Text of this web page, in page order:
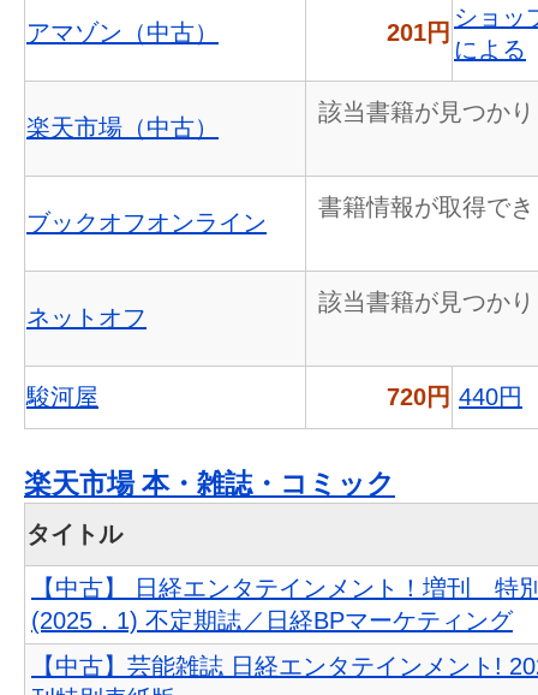
アマゾン（中古） 201円
ショッ
による
楽天市場（中古）
該当書籍が見つか
ブックオフオンライン
書籍情報が取得で
ネットオフ
該当書籍が見つか
駿河屋 720円 440円
楽天市場 本・雑誌・コミック
タイトル
【中古】 日経エンタテインメント！増刊 特
(2025．1) 不定期誌／日経BPマーケティング
【中古】芸能雑誌 日経エンタテインメント!